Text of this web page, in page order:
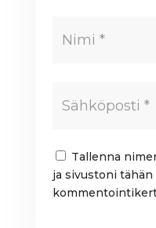
Tallenna
ja sivustoni tähän